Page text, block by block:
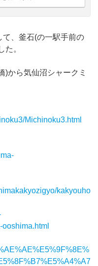
、釜石(の一駅手前の
た。
)から気仙沼シャークミ
Michinoku3.html
kakyouho